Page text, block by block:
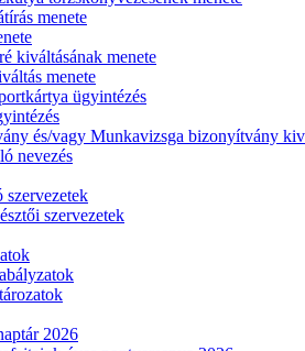
menete
kiváltásának menete
menete
ügyintézés
és/vagy Munkavizsga bizonyítvány
nevezés
szervezetek
szervezetek
2026